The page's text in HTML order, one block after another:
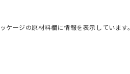
ージの原材料欄に情報を表示しています。